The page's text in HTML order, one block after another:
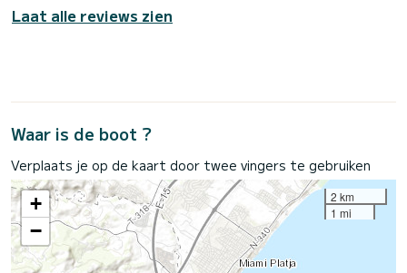
Laat alle reviews zien
Waar is de boot ?
Verplaats je op de kaart door twee vingers te gebruiken
+
−
2 km
1 mi